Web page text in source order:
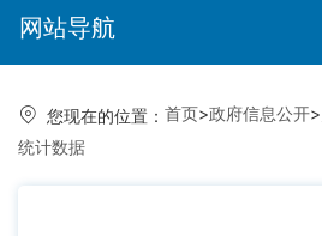
网站导航
您现在的位置： 首页>政府信息公开>
统计数据